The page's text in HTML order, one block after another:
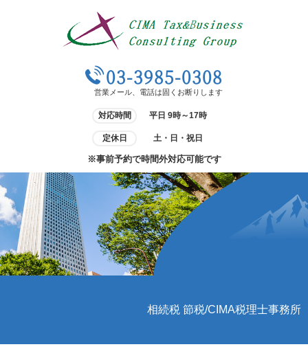
03-3985-0308
営業メール、電話は固くお断りします
対応時間 平日 9時～17時
定休日 土・日・祝日
※事前予約で時間外対応可能です
相続税 節税/CIMA税理士事務所